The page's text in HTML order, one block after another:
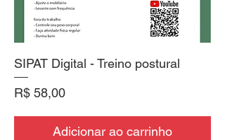
SIPAT Digital - Treino postural
Preço
R$ 58,00
Adicionar ao carrinho